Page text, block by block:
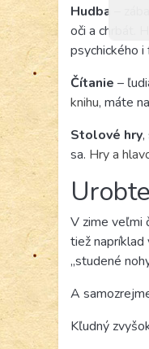
Hudba
–
oči a chrbát.
psychického i
Čítanie –
knihu, máte
Stolové hry,
sa. Hry a
V zime veľmi
tiež napríklad
„studené
A
Kľudný